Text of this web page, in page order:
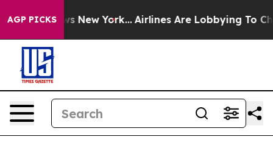
AGP PICKSNew York... Airlines Are Lobbying To Change